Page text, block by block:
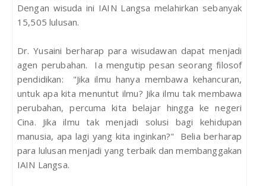
Dengan wisuda ini IAIN Langsa melahirkan sebanyak
15,505 lulusan.
Dr. Yusaini berharap para wisudawan dapat menjadi
agen perubahan. Ia mengutip pesan seorang filosof
pendidikan: "Jika ilmu hanya membawa kehancuran,
untuk apa kita menuntut ilmu? Jika ilmu tak membawa
perubahan, percuma kita belajar hingga ke negeri
Cina. Jika ilmu tak menjadi solusi bagi kehidupan
manusia, apa lagi yang kita inginkan?" Belia berharap
para lulusan menjadi yang terbaik dan membanggakan
IAIN Langsa.